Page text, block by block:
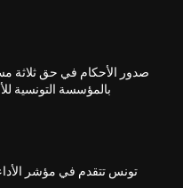
صدور الأحكام في حق ثلاثة
بالمؤسسة التونسية